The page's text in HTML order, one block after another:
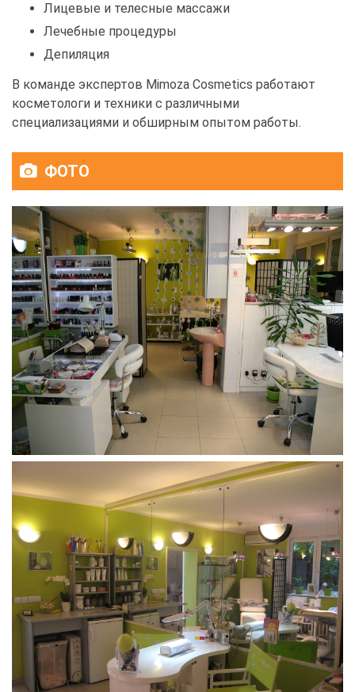
Лицевые и телесные массажи
Лечебные процедуры
Депиляция
В команде экспертов Mimoza Cosmetics работают
косметологи и техники с различными
специализациями и обширным опытом работы.
ФОТО